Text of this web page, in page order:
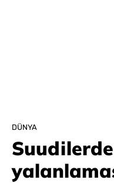
DÜNYA